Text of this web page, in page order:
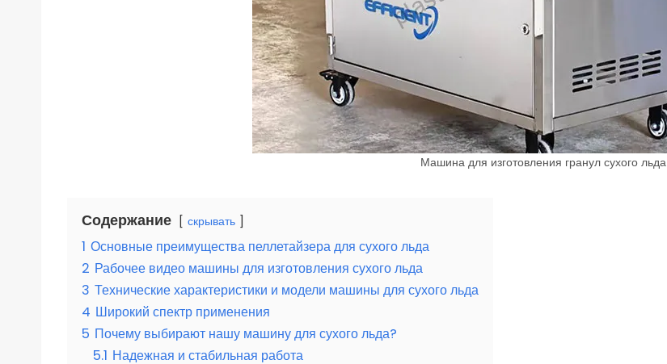
Машина для изготовления гранул сухого льда
Содержание скрывать
1 Основные преимущества пеллетайзера для сухого льда
2 Рабочее видео машины для изготовления сухого льда
3 Технические характеристики и модели машины для сухого льда
4 Широкий спектр применения
5 Почему выбирают нашу машину для сухого льда?
5.1 Надежная и стабильная работа